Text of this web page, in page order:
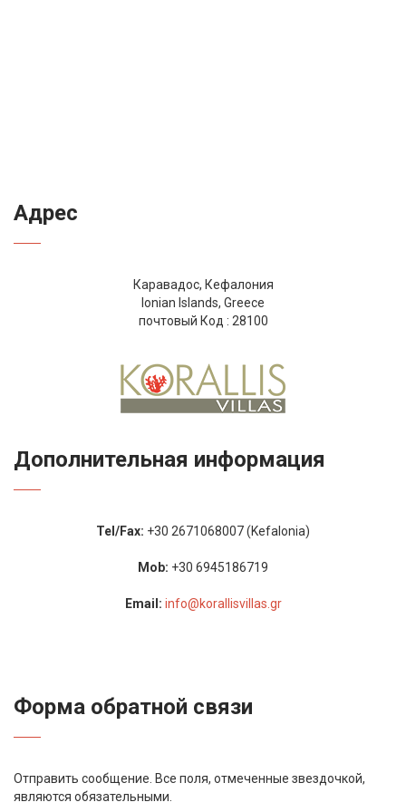
Адрес
Каравадос, Кефалония
Ionian Islands, Greece
почтовый Код : 28100
Дополнительная информация
Tel/Fax: +30 2671068007 (Kefalonia)
Mob: +30 6945186719
Email: info@korallisvillas.gr
Форма обратной связи
Отправить сообщение. Все поля, отмеченные звездочкой,
являются обязательными.